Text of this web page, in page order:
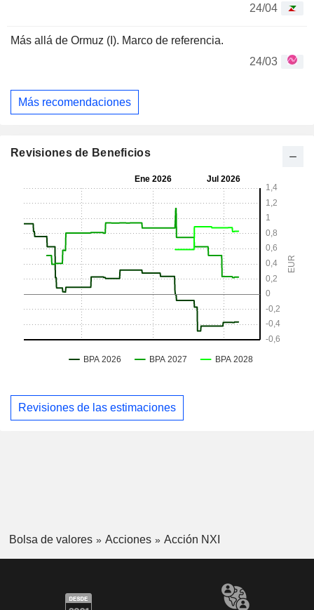
24/04
Más allá de Ormuz (I). Marco de referencia.
24/03
Más recomendaciones
Revisiones de Beneficios
Revisiones de las estimaciones
Bolsa de valores Acciones Acción NXI